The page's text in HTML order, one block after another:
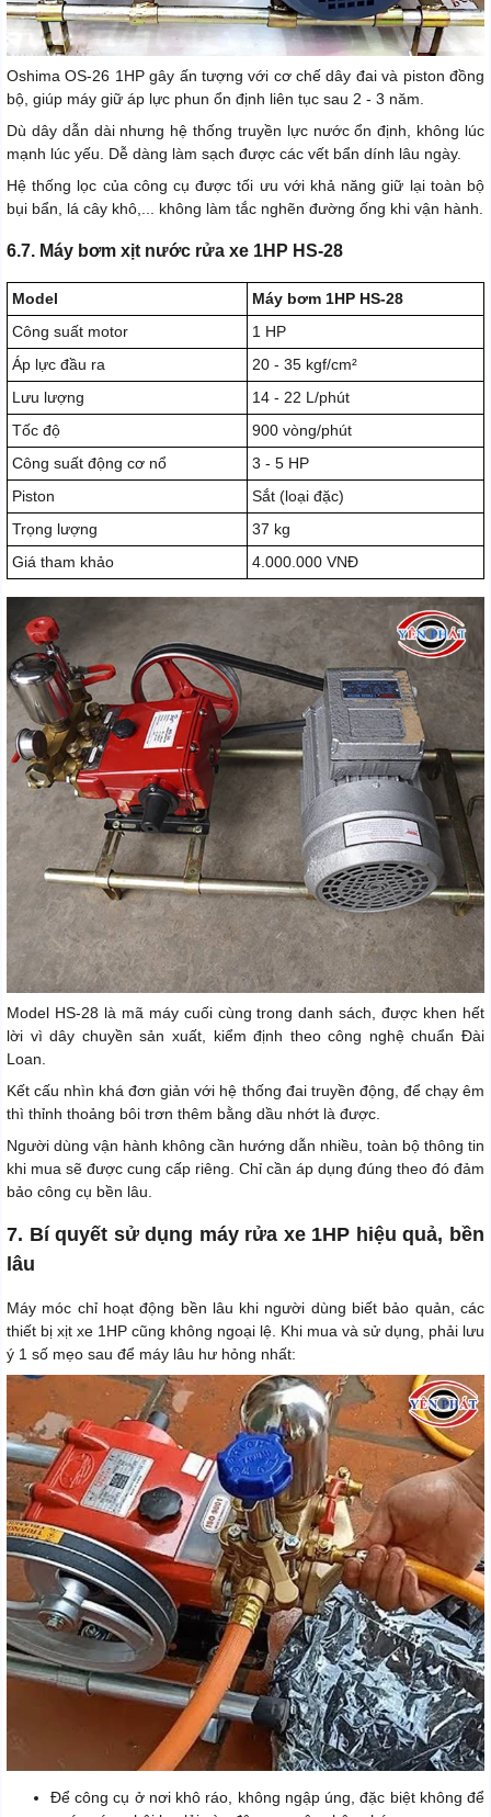
Oshima OS-26 1HP gây ấn tượng với cơ chế dây đai và piston đồng
bộ, giúp máy giữ áp lực phun ổn định liên tục sau 2 - 3 năm.
Dù dây dẫn dài nhưng hệ thống truyền lực nước ổn định, không lúc
mạnh lúc yếu. Dễ dàng làm sạch được các vết bẩn dính lâu ngày.
Hệ thống lọc của công cụ được tối ưu với khả năng giữ lại toàn bộ
bụi bẩn, lá cây khô,... không làm tắc nghẽn đường ống khi vận hành.
6.7. Máy bơm xịt nước rửa xe 1HP HS-28
Model
Máy bơm 1HP HS-28
Công suất motor
1 HP
Áp lực đầu ra
20 - 35 kgf/cm²
Lưu lượng
14 - 22 L/phút
Tốc độ
900 vòng/phút
Công suất động cơ nổ
3 - 5 HP
Piston
Sắt (loại đặc)
Trọng lượng
37 kg
Giá tham khảo
4.000.000 VNĐ
Model HS-28 là mã máy cuối cùng trong danh sách, được khen hết
lời vì dây chuyền sản xuất, kiểm định theo công nghệ chuẩn Đài
Loan.
Kết cấu nhìn khá đơn giản với hệ thống đai truyền động, để chạy êm
thì thỉnh thoảng bôi trơn thêm bằng dầu nhớt là được.
Người dùng vận hành không cần hướng dẫn nhiều, toàn bộ thông tin
khi mua sẽ được cung cấp riêng. Chỉ cần áp dụng đúng theo đó đảm
bảo công cụ bền lâu.
7. Bí quyết sử dụng máy rửa xe 1HP hiệu quả, bền
lâu
Máy móc chỉ hoạt động bền lâu khi người dùng biết bảo quản, các
thiết bị xịt xe 1HP cũng không ngoại lệ. Khi mua và sử dụng, phải lưu
ý 1 số mẹo sau để máy lâu hư hỏng nhất:
Để công cụ ở nơi khô ráo, không ngập úng, đặc biệt không để